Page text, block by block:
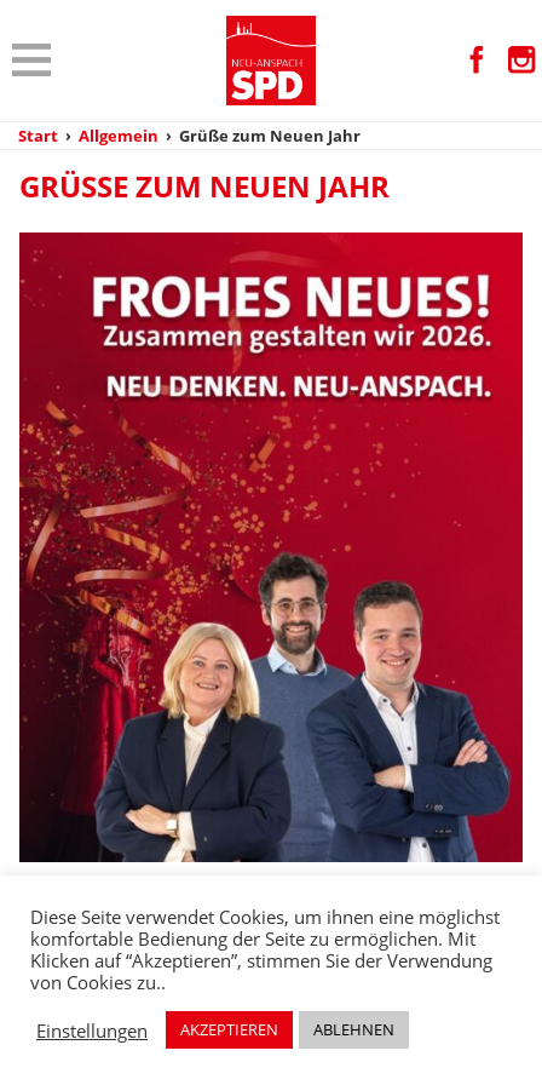
Start › Allgemein › Grüße zum Neuen Jahr
GRÜSSE ZUM NEUEN JAHR
Impressum
© SPD Neu-Anspach. Made by Taunus Webdesign
Diese Seite verwendet Cookies, um ihnen eine möglichst
komfortable Bedienung der Seite zu ermöglichen. Mit
Klicken auf “Akzeptieren”, stimmen Sie der Verwendung
von Cookies zu..
Einstellungen
AKZEPTIEREN ABLEHNEN